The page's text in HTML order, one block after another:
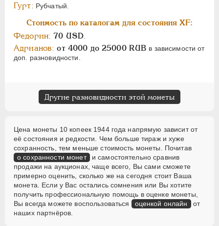
Гурт: Рубчатый.
Стоимость по каталогам для состояния XF:
Федорин: 70 USD
Адрианов: от 4000 до 25000 RUB в зависимости от
доп. разновидности.
Другие разновидности этой монеты
Цена монеты 10 копеек 1944 года напрямую зависит от
её состояния и редкости. Чем больше тираж и хуже
сохранность, тем меньше стоимость монеты. Почитав
о сохранности монет и самостоятельно сравнив
продажи на аукционах, чаще всего, Вы сами сможете
примерно оценить, сколько же на сегодня стоит Ваша
монета. Если у Вас остались сомнения или Вы хотите
получить профессиональную помощь в оценке монеты,
Вы всегда можете воспользоваться
оценкой онлайн от
наших партнёров.